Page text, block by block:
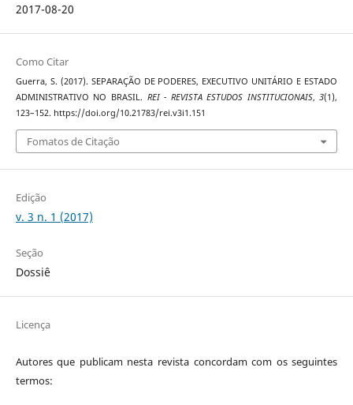
2017-08-20
Como Citar
Guerra, S. (2017). SEPARAÇÃO DE PODERES, EXECUTIVO UNITÁRIO E ESTADO
ADMINISTRATIVO NO BRASIL. REI - REVISTA ESTUDOS INSTITUCIONAIS,3(1),
123–152. https://doi.org/10.21783/rei.v3i1.151
Fomatos de Citação
Edição
v. 3 n. 1 (2017)
Seção
Dossiê
Licença
Autores que publicam nesta revista concordam com os seguintes
termos: